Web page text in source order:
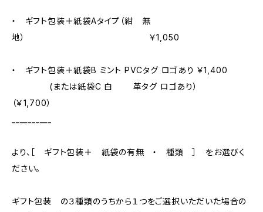
・ ギフト包装＋紙袋Aタイプ（紺 無
地） ￥1,050
・ ギフト包装＋紙袋B ミント PVCタグ ロゴあり ￥1,400
(または紙袋C 白 革タグ ロゴあり）
（￥1,700）
より、［ ギフト包装＋ 紙袋の有無 ・ 種類 ］ をお選びく
ださい。
ギフト包装 の３種類のうちから１つをご選択いただいた場合の